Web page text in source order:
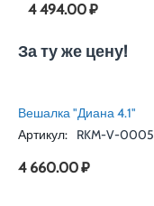
4 494.00₽
За ту же цену!
Вешалка "Диана 4.1"
Артикул:
RKM-V-0005
4 660.00₽